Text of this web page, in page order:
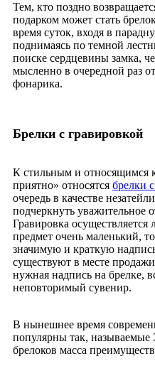
Тем, кто поздно
подарком может стать
время суток, входя в
поднимаясь по темной
поиске сердцевины замка,
мысленно в очередной раз
фонарика.
Брелки с гравировкой
К стильным и относящимся
приятно» относятся брелки
очередь в качестве
подчеркнуть уважительное
Гравировка осуществляется
предмет очень маленький,
значимую и краткую
существуют в месте
нужная надпись на брелке,
неповторимый сувенир.
В нынешнее время
популярны так,
брелоков масса